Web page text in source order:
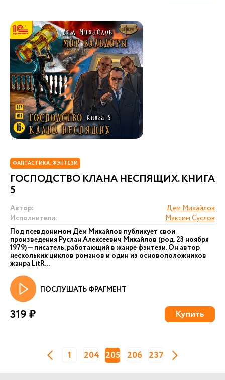
ФАНТАСТИКА. ФЭНТЕЗИ
ГОСПОДСТВО КЛАНА НЕСПЯЩИХ. КНИГА
5
Автор:
Дем Михайлов
Исполнители:
Максим Суслов
Под псевдонимом Дем Михайлов публикует свои
произведения Руслан Алексеевич Михайлов (род. 23 ноября
1979) — писатель, работающий в жанре фэнтези. Он автор
нескольких циклов романов и один из основоположников
жанра LitR...
ПОСЛУШАТЬ ФРАГМЕНТ
319 ₽ Купить
1 204 205 206 237